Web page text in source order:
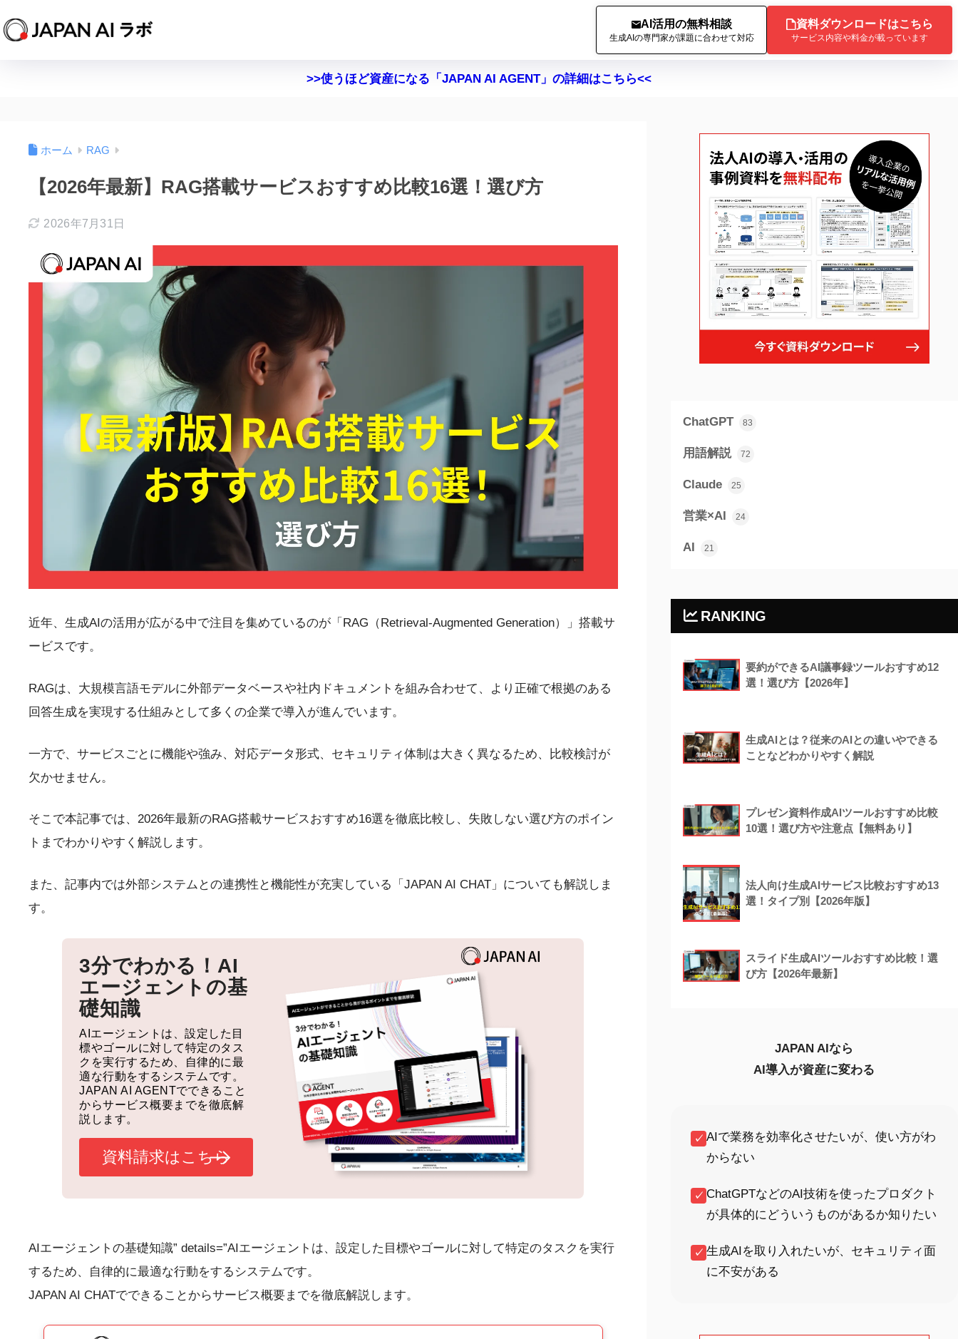
AI活用の無料相談
生成AIの専門家が課題に合わせて対応
資料ダウンロードはこちら
サービス内容や料金が載っています
>>使うほど資産になる「JAPAN AI AGENT」の詳細はこちら<<
ホーム RAG
【2026年最新】RAG搭載サービスおすすめ比較16選！選び方
2026年7月31日
近年、生成AIの活用が広がる中で注目を集めているのが「RAG（Retrieval-Augmented Generation）」搭載サ
ービスです。
RAGは、大規模言語モデルに外部データベースや社内ドキュメントを組み合わせて、より正確で根拠のある
回答生成を実現する仕組みとして多くの企業で導入が進んでいます。
一方で、サービスごとに機能や強み、対応データ形式、セキュリティ体制は大きく異なるため、比較検討が
欠かせません。
そこで本記事では、2026年最新のRAG搭載サービスおすすめ16選を徹底比較し、失敗しない選び方のポイン
トまでわかりやすく解説します。
また、記事内では外部システムとの連携性と機能性が充実している「JAPAN AI CHAT」についても解説しま
す。
3分でわかる！ AI
エージェントの基
礎知識
AIエージェントは、設定した目
標やゴールに対して特定のタス
クを実行するため、自律的に最
適な行動をするシステムです。
JAPAN AI AGENTでできること
からサービス概要までを徹底解
説します。
資料請求はこちら
AIエージェントの基礎知識” details=”AIエージェントは、設定した目標やゴールに対して特定のタスクを実行
するため、自律的に最適な行動をするシステムです。
JAPAN AI CHATでできることからサービス概要までを徹底解説します。
ChatGPT 83
用語解説 72
Claude 25
営業×AI 24
AI 21
RANKING
要約ができるAI議事録ツールおすすめ12
選！選び方【2026年】
生成AIとは？従来のAIとの違いやできる
ことなどわかりやすく解説
プレゼン資料作成AIツールおすすめ比較
10選！選び方や注意点【無料あり】
法人向け生成AIサービス比較おすすめ13
選！タイプ別【2026年版】
スライド生成AIツールおすすめ比較！選
び方【2026年最新】
JAPAN AIなら
AI導入が資産に変わる
✓ AIで業務を効率化させたいが、使い方がわ
からない
✓ ChatGPTなどのAI技術を使ったプロダクト
が具体的にどういうものがあるか知りたい
✓ 生成AIを取り入れたいが、セキュリティ面
に不安がある